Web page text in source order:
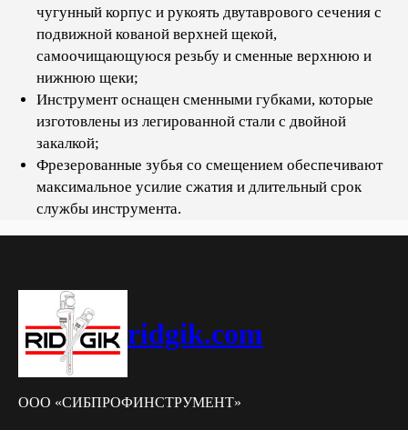
чугунный корпус и рукоять двутаврового сечения с
подвижной кованой верхней щекой,
самоочищающуюся резьбу и сменные верхнюю и
нижнюю щеки;
Инструмент оснащен сменными губками, которые
изготовлены из легированной стали с двойной
закалкой;
Фрезерованные зубья со смещением обеспечивают
максимальное усилие сжатия и длительный срок
службы инструмента.
ridgik.com
ООО «СИБПРОФИНСТРУМЕНТ»